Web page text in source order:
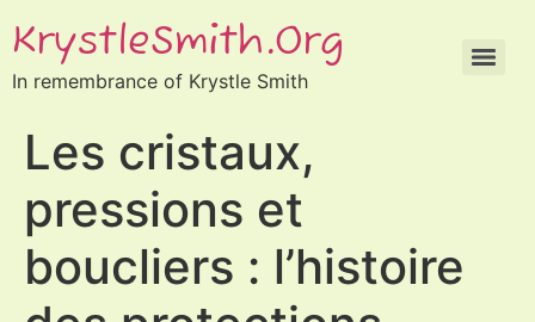
KrystleSmith.org
In remembrance of Krystle Smith
Les cristaux,
pressions et
boucliers : l’histoire